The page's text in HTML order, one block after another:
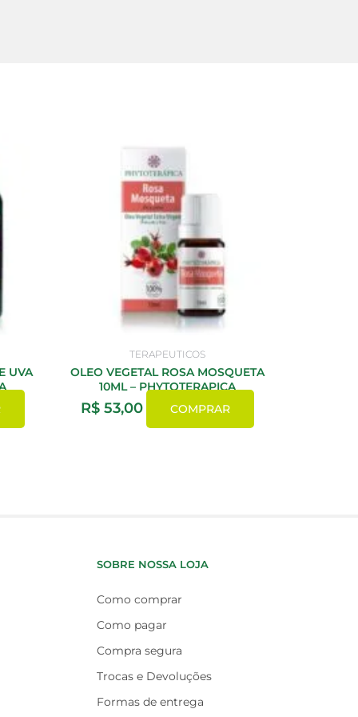
UVA
TERAPEUTICOS
OLEO VEGETAL ROSA MOSQUETA
10ML – PHYTOTERAPICA
R$ 53,00 COMPRAR
SOBRE NOSSA LOJA
Como comprar
Como pagar
Compra segura
Trocas e Devoluções
Formas de entrega